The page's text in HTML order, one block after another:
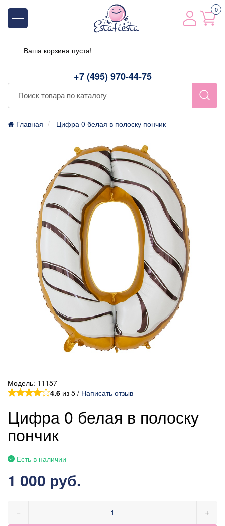
+7 (495) 970-44-75
0
Ваша корзина пуста!
Главная Цифра 0 белая в полоску пончик
Модель: 11157
4.6 из 5 / Написать отзыв
Цифра 0 белая в полоску
пончик
Есть в наличии
1 000 руб.
− +